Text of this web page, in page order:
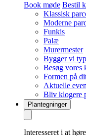
Book møde Bestil
Klassisk
Moderne
Funkis
Palæ
Murermester
Bygger vi
Besøg vores
Formen på
Aktuelle
Bliv klogere
Plantegninger
Interesseret i at